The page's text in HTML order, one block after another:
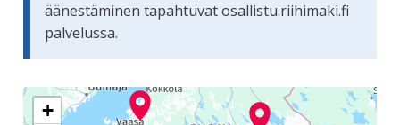
äänestäminen tapahtuvat osallistu.riihimaki.fi
palvelussa.
Seuraavassa elementissä on kartta, joka esittää
+